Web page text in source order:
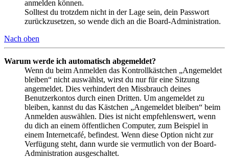
anmelden können.
Solltest du trotzdem nicht in der Lage sein, dein Passwort
zurückzusetzen, so wende dich an die Board-Administration.
Nach oben
Warum werde ich automatisch abgemeldet?
Wenn du beim Anmelden das Kontrollkästchen „Angemeldet
bleiben“ nicht auswählst, wirst du nur für eine Sitzung
angemeldet. Dies verhindert den Missbrauch deines
Benutzerkontos durch einen Dritten. Um angemeldet zu
bleiben, kannst du das Kästchen „Angemeldet bleiben“ beim
Anmelden auswählen. Dies ist nicht empfehlenswert, wenn
du dich an einem öffentlichen Computer, zum Beispiel in
einem Internetcafé, befindest. Wenn diese Option nicht zur
Verfügung steht, dann wurde sie vermutlich von der Board-
Administration ausgeschaltet.